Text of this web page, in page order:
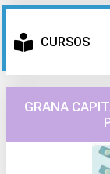
CURSOS
GRANA